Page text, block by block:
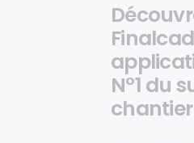
Finalcad
N°1 du
chantier